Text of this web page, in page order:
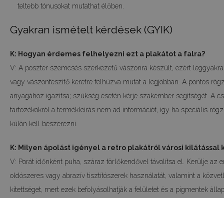
teltebb tónusokat mutathat élőben.
Gyakran ismételt kérdések (GYIK)
K: Hogyan érdemes felhelyezni ezt a plakátot a falra?
V: A poszter szemcsés szerkezetű vászonra készült, ezért
vagy vászonfeszítő keretre felhúzva mutat a legjobban. A pontos
anyagához igazítsa; szükség esetén kérje szakember segítségét. A
tartozékokról a termékleírás nem ad információt, így ha speciális
külön kell beszerezni.
K: Milyen ápolást igényel a retro plakátról városi kilátással
V: Porát időnként puha, száraz törlőkendővel távolítsa el. Kerülje az
oldószeres vagy abrazív tisztítószerek használatát, valamint a
kitettséget, mert ezek befolyásolhatják a felületet és a pigmentek